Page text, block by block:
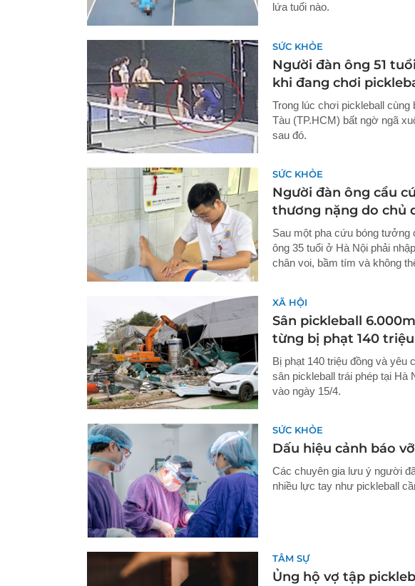
lứa tuổi nào.
SỨC KHỎE
Người đàn ông 51
khi đang chơi
Trong lúc chơi pickleball
Tàu (TP.HCM) bất ngờ ngã
sau đó.
SỨC KHỎE
Người đàn ông cầu
thương nặng do chủ
Sau một pha cứu bóng
ông 35 tuổi ở Hà Nội phải
chân voi, bầm tím và không
XÃ HỘI
Sân pickleball
từng bị phạt 140
Bị phạt 140 triệu đồng và yêu
sân pickleball trái phép tại Hà
vào ngày 15/4.
SỨC KHỎE
Dấu hiệu cảnh báo
Các chuyên gia lưu ý người
nhiều lực tay như pickleball
TÂM SỰ
Ủng hộ vợ tập